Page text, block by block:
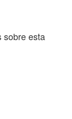
sobre esta